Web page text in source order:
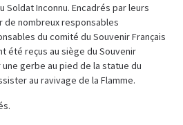
Soldat Inconnu. Encadrés par leurs
de nombreux responsables
du comité du Souvenir Français
été reçus au siège du Souvenir
gerbe au pied de la statue du
au ravivage de la Flamme.